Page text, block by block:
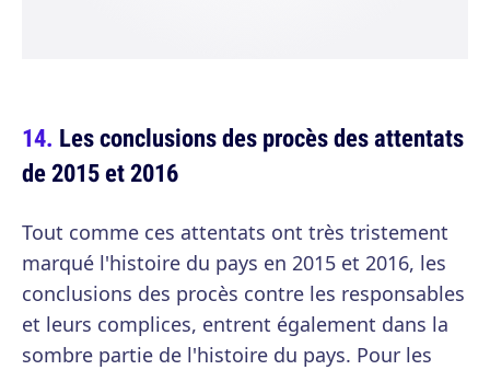
Les conclusions des procès des attentats
de 2015 et 2016
Tout comme ces attentats ont très tristement
marqué l'histoire du pays en 2015 et 2016, les
conclusions des procès contre les responsables
et leurs complices, entrent également dans la
sombre partie de l'histoire du pays. Pour les